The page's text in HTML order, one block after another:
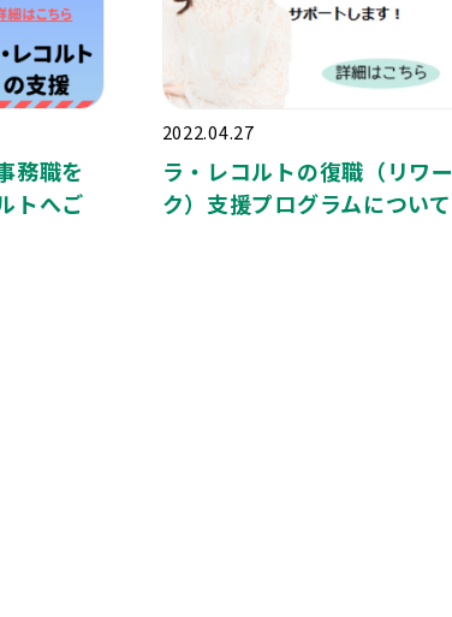
務職を
トへご
2022.04.27
ラ・レコルトの復職（リワー
ク）支援プログラムについて